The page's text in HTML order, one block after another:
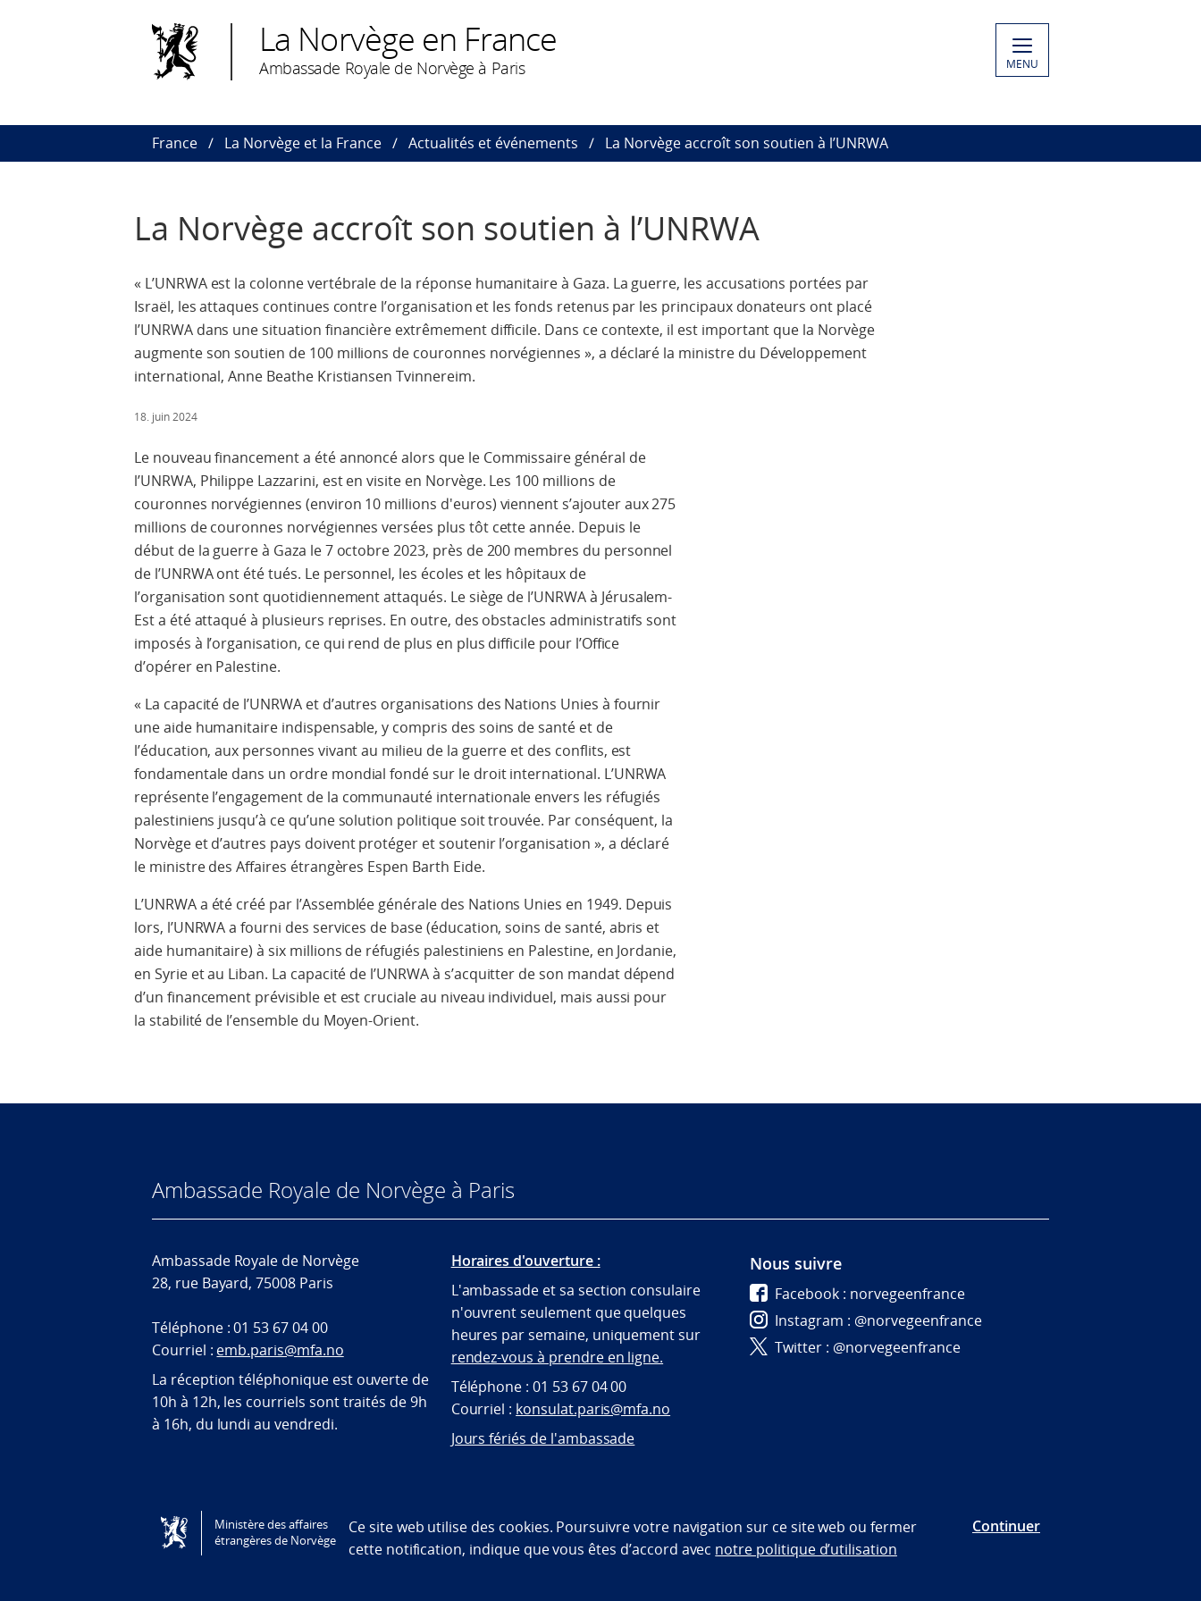
La Norvège en France
Ambassade Royale de Norvège à Paris MENU
France La Norvège et la France Actualités et événements La Norvège accroît son soutien à l’UNRWA
La Norvège accroît son soutien à l’UNRWA
« L’UNRWA est la colonne vertébrale de la réponse humanitaire à Gaza. La guerre, les accusations portées par
Israël, les attaques continues contre l’organisation et les fonds retenus par les principaux donateurs ont placé
l’UNRWA dans une situation financière extrêmement difficile. Dans ce contexte, il est important que la Norvège
augmente son soutien de 100 millions de couronnes norvégiennes », a déclaré la ministre du Développement
international, Anne Beathe Kristiansen Tvinnereim.
18. juin 2024
Le nouveau financementa étéannoncéalors que le Commissaire général de
l’UNRWA, Philippe Lazzarini, est en visite en Norvège. Les 100 millions de
couronnes norvégiennes (environ 10 millions d'euros) viennent s’ajouteraux275
millions de couronnes norvégiennes versées plus tôt cetteannée. Depuis le
début de la guerreà Gaza le7 octobre2023, près de 200 membres du personnel
del’UNRWA ont ététués. Le personnel, les écoles et les hôpitaux de
l’organisation sont quotidiennementattaqués. Le siège de l’UNRWAà Jérusalem-
Esta été attaquéà plusieurs reprises. En outre, des obstacles administratifs sont
imposés à l’organisation, ce qui rend de plus en plus difficile pour l’Office
d’opérer en Palestine.
« La capacité de l’UNRWA et d’autres organisations des Nations Unies à fournir
uneaide humanitaire indispensable, y compris des soins de santé et de
l’éducation, aux personnes vivant au milieu de la guerre et des conflits, est
fondamentale dans un ordre mondial fondé sur le droit international. L’UNRWA
représente l’engagement de la communauté internationale envers les réfugiés
palestiniens jusqu’à ce qu’une solution politique soittrouvée. Parconséquent, la
Norvège et d’autres pays doivent protéger et soutenir l’organisation », a déclaré
le ministre des Affaires étrangères Espen Barth Eide.
L’UNRWAa été créé par l’Assemblée générale des Nations Unies en 1949. Depuis
lors, l’UNRWAa fourni des services de base(éducation, soins de santé, abris et
aide humanitaire) à six millions de réfugiés palestiniens en Palestine, en Jordanie,
en Syrie etau Liban. La capacité de l’UNRWAà s’acquitter de son mandat dépend
d’un financement prévisible et est crucialeau niveau individuel, mais aussi pour
la stabilité de l’ensemble du Moyen-Orient.
Ambassade Royale de Norvège à Paris
Ambassade Royale de Norvège
28, rue Bayard, 75008 Paris
Téléphone : 01 53 67 04 00
Courriel : emb.paris@mfa.no
La réception téléphonique est ouverte de
10h à 12h, les courriels sont traités de 9h
à 16h, du lundi au vendredi.
Horaires d'ouverture :
L'ambassade et sa section consulaire
n'ouvrent seulement que quelques
heures par semaine, uniquement sur
rendez-vous à prendre en ligne.
Téléphone : 01 53 67 04 00
Courriel : konsulat.paris@mfa.no
Jours fériés de l'ambassade
Nous suivre
Facebook : norvegeenfrance
Instagram : @norvegeenfrance
Twitter : @norvegeenfrance
Tilgjengelighetserklæring / Accessibility statement (NO)
Ministère des affaires
étrangères de Norvège
Ce site web utilise des cookies. Poursuivre votre navigation sur ce site web ou fermer
cette notification, indique que vous êtes d’accord avec notre politique d’utilisation
Continuer